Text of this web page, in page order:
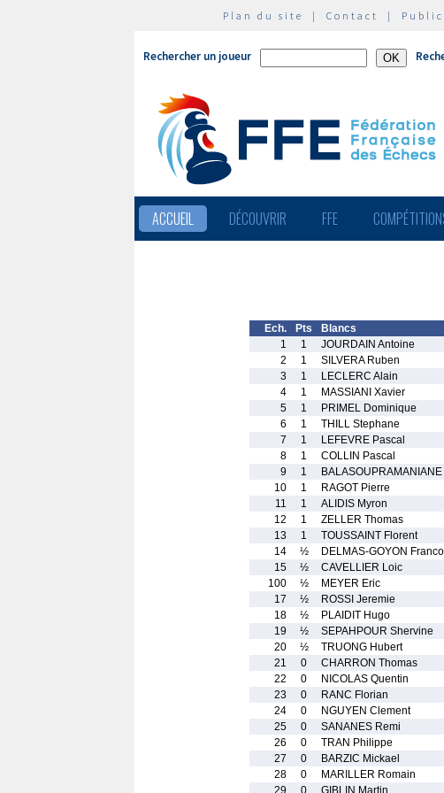
Plan du site | Contact |
Rechercher un joueur
ACCUEIL DÉCOUVRIR FFE
Ech. Pts Blancs
1
1 JOURDAIN Antoine
2
1 SILVERA Ruben
3
1 LECLERC Alain
4
1 MASSIANI Xavier
5
1 PRIMEL Dominique
6
1 THILL Stephane
7
1 LEFEVRE Pascal
8
1 COLLIN Pascal
9
1
10
1 RAGOT Pierre
11
1 ALIDIS Myron
12
1 ZELLER Thomas
13
1 TOUSSAINT Florent
14
½ DELMAS-GOYON
15
½ CAVELLIER Loic
100
½ MEYER Eric
17
½ ROSSI Jeremie
18
½ PLAIDIT Hugo
19
½ SEPAHPOUR Shervine
20
½ TRUONG Hubert
21
0 CHARRON Thomas
22
0 NICOLAS Quentin
23
0 RANC Florian
24
0 NGUYEN Clement
25
0 SANANES Remi
26
0 TRAN Philippe
27
0 BARZIC Mickael
28
0 MARILLER Romain
29
0 GIBLIN Martin